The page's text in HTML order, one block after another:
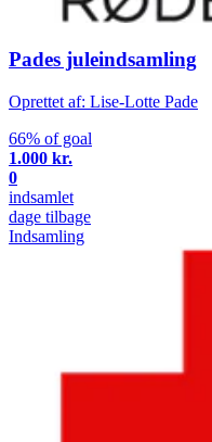
Pades juleindsamling
Oprettet af: Lise-Lotte Pade
66% of goal
1.000 kr.
0
indsamlet
dage tilbage
Indsamling